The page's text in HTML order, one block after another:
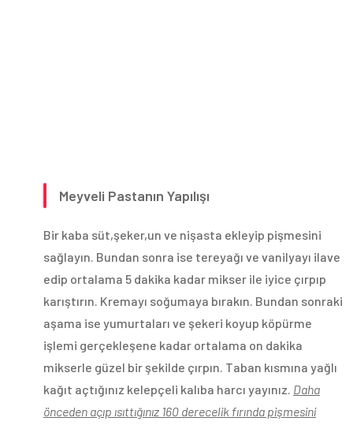
Meyveli Pastanın Yapılışı
Bir kaba süt,şeker,un ve nişasta ekleyip pişmesini
sağlayın. Bundan sonra ise tereyağı ve vanilyayı ilave
edip ortalama 5 dakika kadar mikser ile iyice çırpıp
karıştırın. Kremayı soğumaya bırakın. Bundan sonraki
aşama ise yumurtaları ve şekeri koyup köpürme
işlemi gerçekleşene kadar ortalama on dakika
mikserle güzel bir şekilde çırpın. Taban kısmına yağlı
kağıt açtığınız kelepçeli kalıba harcı yayınız. Daha
önceden açıp ısıttığınız 160 derecelik fırında pişmesini